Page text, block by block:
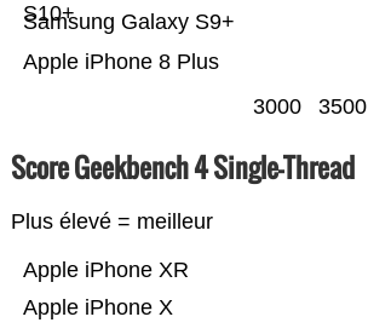
Apple iPhone 8 Plus
Samsung Galaxy S9+
S10+
3000 3500
Score Geekbench 4 Single-Thread
Plus élevé = meilleur
Apple iPhone X
Apple iPhone XR